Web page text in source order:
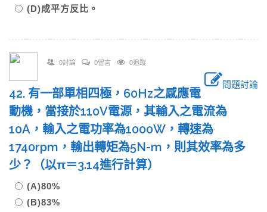
(D)成平方反比。
0討論 0留言 0追蹤
問題討論
42. 有一部單相四極，60Hz之感應電
動機，當接於110V電源，其輸入之電流為
10A，輸入之電功率為1000W，轉速為
1740rpm，輸出轉矩為5N-m，則其效率為多
少？（以π＝3.14進行計算）
(A)80%
(B)83%